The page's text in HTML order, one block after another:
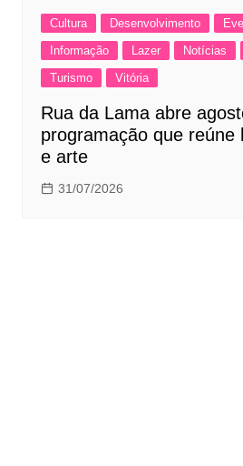
Cultura Desenvolvimento
Informação
Lazer Notícias
Turismo
Vitória
Rua da Lama abre
programação que reúne
e arte
31/07/2026